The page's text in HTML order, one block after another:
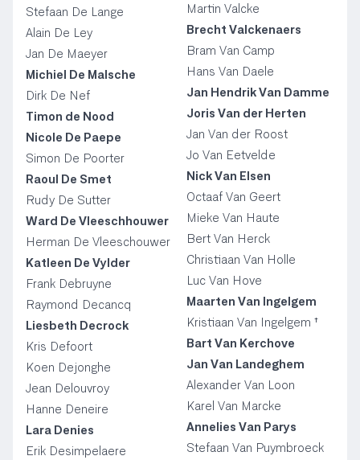
Stefaan De Lange
Alain De Ley
Jan De Maeyer
Michiel De Malsche
Dirk De Nef
Timon de Nood
Nicole De Paepe
Simon De Poorter
Raoul De Smet
Rudy De Sutter
Ward De Vleeschhouwer
Herman De Vleeschouwer
Katleen De Vylder
Frank Debruyne
Raymond Decancq
Liesbeth Decrock
Kris Defoort
Koen Dejonghe
Jean Delouvroy
Hanne Deneire
Lara Denies
Erik Desimpelaere
Martin Valcke
Brecht Valckenaers
Bram Van Camp
Hans Van Daele
Jan Hendrik Van Damme
Joris Van der Herten
Jan Van der Roost
Jo Van Eetvelde
Nick Van Elsen
Octaaf Van Geert
Mieke Van Haute
Bert Van Herck
Christiaan Van Holle
Luc Van Hove
Maarten Van Ingelgem
Kristiaan Van Ingelgem †
Bart Van Kerchove
Jan Van Landeghem
Alexander Van Loon
Karel Van Marcke
Annelies Van Parys
Stefaan Van Puymbroeck